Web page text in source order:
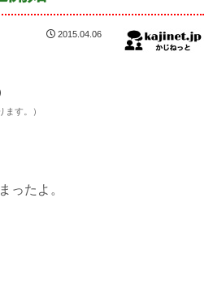
2015.04.06
す。）
ったよ。